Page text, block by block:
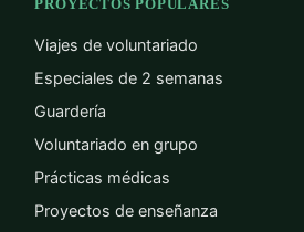
PROYECTOS POPULARES
Viajes de voluntariado
Especiales de 2 semanas
Guardería
Voluntariado en grupo
Prácticas médicas
Proyectos de enseñanza